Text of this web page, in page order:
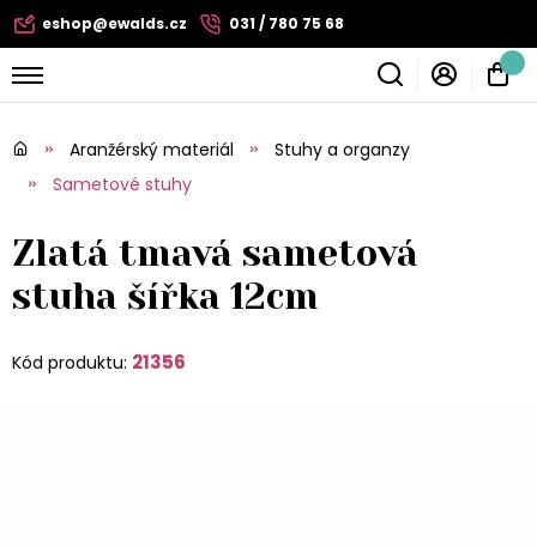
eshop@ewalds.cz 031 / 780 75 68
Aranžérský materiál
Stuhy a organzy
Sametové stuhy
Zlatá tmavá sametová
stuha šířka 12cm
Kód produktu: 21356